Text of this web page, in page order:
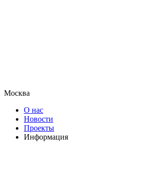
Москва
О нас
Новости
Проекты
Информация